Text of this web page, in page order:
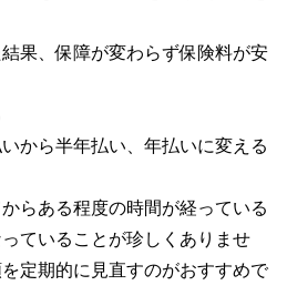
果、保障が変わらず保険料が安
から半年払い、年払いに変える
らある程度の時間が経っている
ていることが珍しくありませ
定期的に見直すのがおすすめで